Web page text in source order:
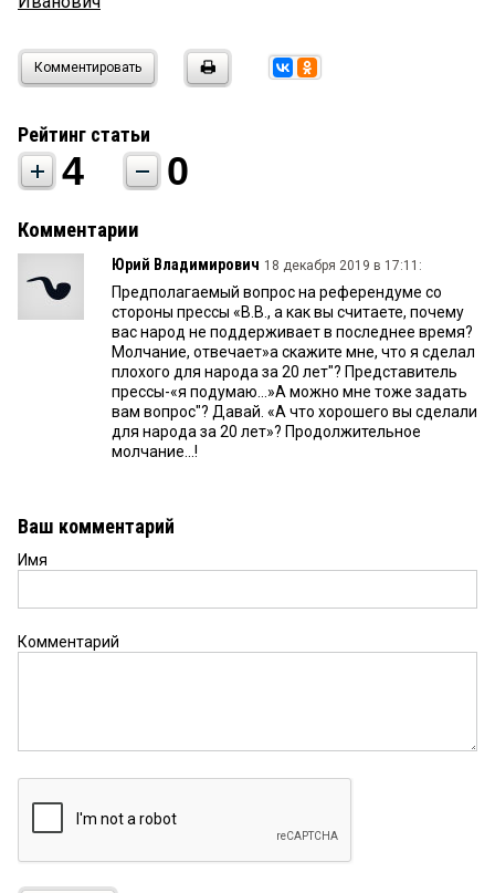
Комментировать
Рейтинг статьи
4 0
Комментарии
Юрий Владимирович 18 декабря 2019 в 17:11:
Предполагаемый вопрос на референдуме со
стороны прессы «В.В., а как вы считаете, почему
вас народ не поддерживает в последнее время?
Молчание, отвечает»а скажите мне, что я сделал
плохого для народа за 20 лет"? Представитель
прессы-«я подумаю...»А можно мне тоже задать
вам вопрос"? Давай. «А что хорошего вы сделали
для народа за 20 лет»? Продолжительное
молчание...!
Ваш комментарий
Имя
Комментарий